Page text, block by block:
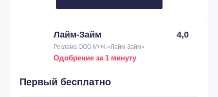
Лайм-Займ 4,0
Реклама ООО МФК «Лайм-Займ»
Одобрение за 1 минуту
Первый бесплатно